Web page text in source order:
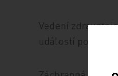
Vedení
událostí